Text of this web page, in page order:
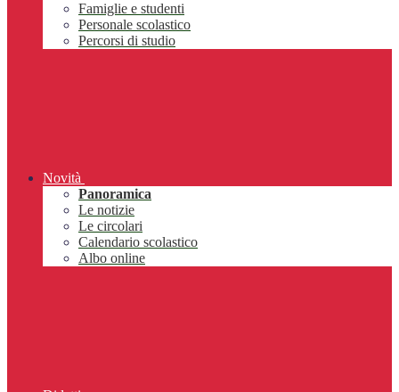
Famiglie e studenti
Personale scolastico
Percorsi di studio
Novità
Panoramica
Le notizie
Le circolari
Calendario scolastico
Albo online